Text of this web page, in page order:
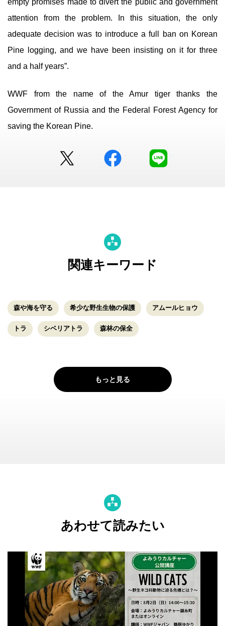
empty promises made to divert the public and government
attention from the problem. In this situation, the only
adequate decision was to introduce a full ban on Korean
Pine logging, and we have been insisting on it for three
and a half years”.
WWF from the name of the Amur tiger thanks the
Government of Russia and the Federal Forest Agency for
saving the Korean Pine.
facebook
関連キーワード
森や海を守る 希少な野生生物の保護 アムールヒョウ
トラ シベリアトラ 森林の保全
もっと見る
あわせて読みたい